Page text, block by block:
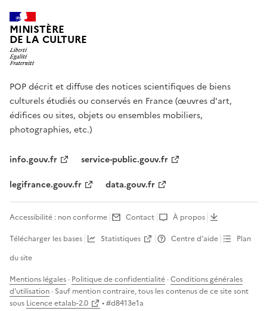
MINISTÈRE
DE LA CULTURE
POP décrit et diffuse des notices scientifiques de biens
culturels étudiés ou conservés en France (œuvres d'art,
édifices ou sites, objets ou ensembles mobiliers,
photographies, etc.)
info.gouv.fr
service-public.gouv.fr
legifrance.gouv.fr
data.gouv.fr
Accessibilité : non conforme Contact
À propos
Télécharger les bases
Statistiques Centre d’aide
Plan
du site
Mentions légales · Politique de confidentialité ·Conditions générales
d'utilisation · Sauf mention contraire, tous les contenus de ce site sont
sous Licence etalab-2.0 • #d8413e1a